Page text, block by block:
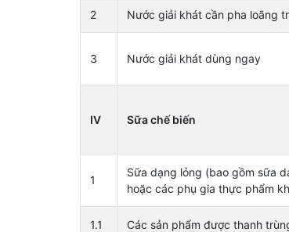
2 Nước giải khát cần pha loãng
3 Nước giải khát dùng ngay
IV Sữa chế biến
1
Sữa dạng lỏng (bao gồm sữa
hoặc các phụ gia thực phẩm
1.1 Các sản phẩm được thanh